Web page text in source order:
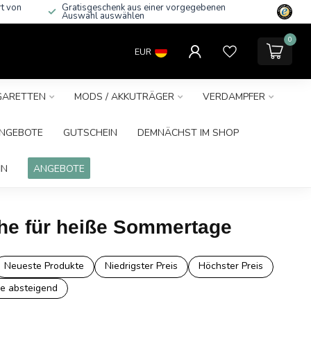
von Gratisgeschenk aus einer vorgegebenen
Auswahl auswählen
EUR
0
MODS / AKKUTRÄGER VERDAMPFER
GUTSCHEIN DEMNÄCHST IM SHOP
ANGEBOTE
für heiße Sommertage
Neueste Produkte Niedrigster Preis
Höchster Preis
absteigend